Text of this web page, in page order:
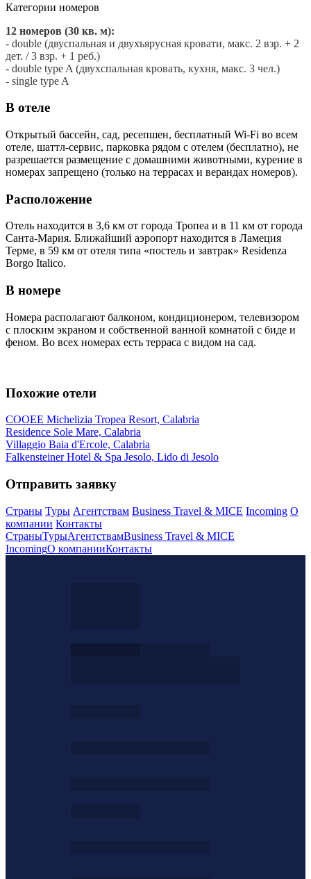
Категории номеров
12 номеров (30 кв. м):
- double (двуспальная и двухъярусная кровати, макс. 2 взр. + 2
дет. / 3 взр. + 1 реб.)
​- double type A (двухспальная кровать, кухня, макс. 3 чел.)
- ​single type A
В отеле
Открытый бассейн, сад, ресепшен, бесплатный Wi-Fi во всем
отеле, шаттл-сервис, парковка рядом с отелем (бесплатно), не
разрешается размещение с домашними животными, курение в
номерах запрещено (только на террасах и верандах номеров).
Расположение
Отель находится в 3,6 км от города Тропеа и в 11 км от города
Санта-Мария. Ближайший аэропорт находится в Ламеция
Терме, в 59 км от отеля типа «постель и завтрак» Residenza
Borgo Italico.
В номере
Номера располагают балконом, кондиционером, телевизором
с плоским экраном и собственной ванной комнатой с биде и
феном. Во всех номерах есть терраса с видом на сад.
Похожие отели
COOEE Michelizia Tropea Resort, Calabria
Residence Sole Mare, Calabria
Villaggio Baia d'Ercole, Calabria
Falkensteiner Hotel & Spa Jesolo, Lido di Jesolo
Отправить заявку
Страны Туры Агентствам Business Travel & MICE Incoming О
компании Контакты
СтраныТурыАгентствамBusiness Travel & MICE
IncomingО компанииКонтакты